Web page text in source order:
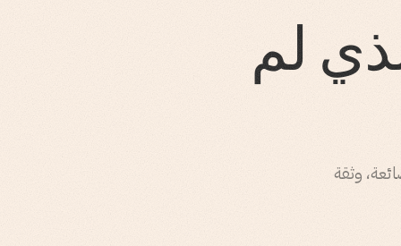
لم
وثقة